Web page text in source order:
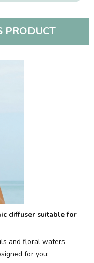
PRODUCT
diffuser suitable for
and floral waters
for you: